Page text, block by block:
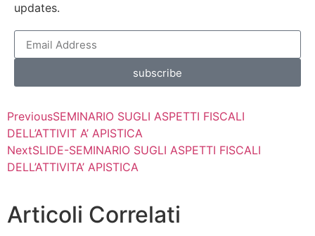
updates.
subscribe
PreviousSEMINARIO SUGLI ASPETTI FISCALI
DELL’ATTIVIT A’ APISTICA
NextSLIDE-SEMINARIO SUGLI ASPETTI FISCALI
DELL’ATTIVITA’ APISTICA
Articoli Correlati